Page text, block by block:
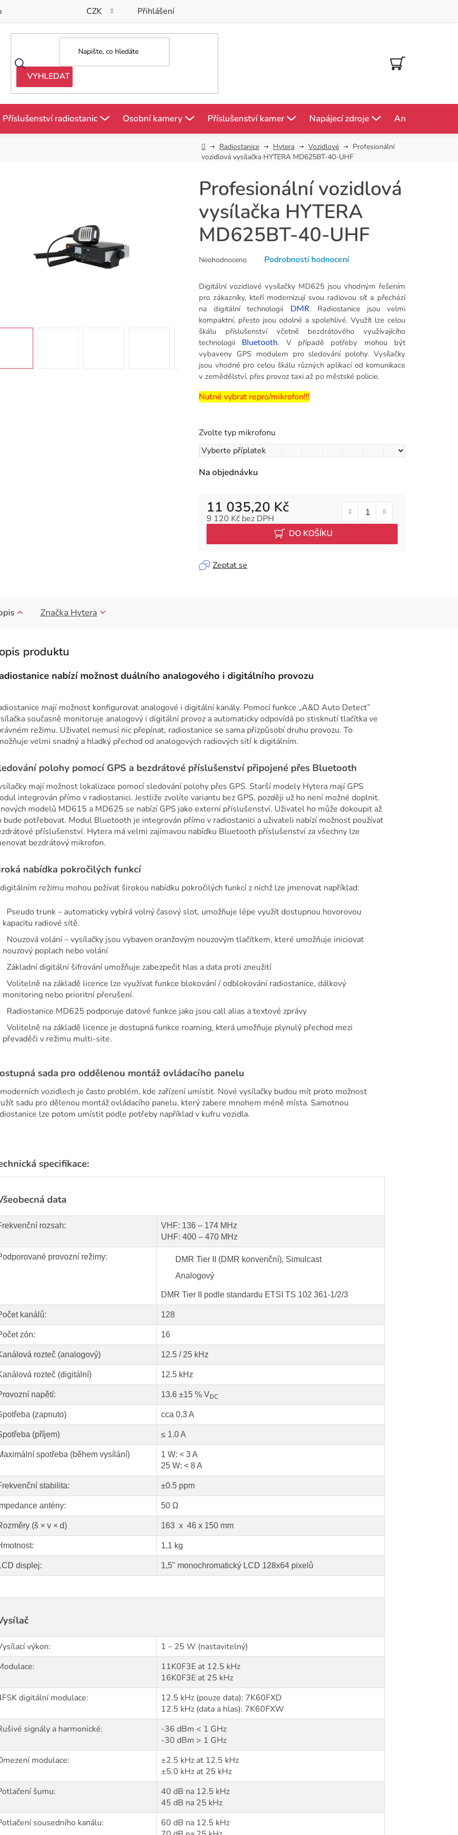
CZK Přihlášení
NÁKUPNÍ
KOŠÍK
Příslušenství radiostanic Osobní kamery Příslušenství kamer Napájecí zdroje Antény
DomůRadiostanice Hytera Vozidlové
Profesionální
vozidlová vysílačka HYTERA MD625BT-40-UHF
Profesionální vozidlová
vysílačka HYTERA
MD625BT-40-UHF
hodnocení
je
0,0
z
5
hvězdiček.
Neohodnoceno Podrobnosti hodnocení
Digitální vozidlové vysílačky MD625 jsou vhodným řešením
pro zákazníky, kteří modernizují svou radiovou síť a přechází
na digitální technologii
DMR. Radiostanice jsou velmi
kompaktní, přesto jsou odolné a spolehlivé. Využít lze celou
škálu příslušenství včetně bezdrátového využívajícího
technologii
Bluetooth. V případě potřeby mohou být
vybaveny GPS modulem pro sledování polohy. Vysílačky
jsou vhodné pro celou škálu různých aplikací od komunikace
v zemědělství, přes provoz taxi až po městské policie.
Nutné vybrat repro/mikrofon!!!
Zvolte typ mikrofonu
Na objednávku
11 035,20 Kč
9 120 Kč bez DPH
Měrná cena:
DO KOŠÍKU
Zeptat se
Značka Hytera
nabízí možnost duálního analogového i digitálního provozu
mají možnost konfigurovat analogové i digitální kanály. Pomocí funkce „A&D Auto Detect”
současně monitoruje analogový i digitální provoz a automaticky odpovídá po stisknutí tlačítka ve
režimu. Uživatel nemusí nic přepínat, radiostanice se sama přizpůsobí druhu provozu. To
velmi snadný a hladký přechod od analogových radiových sítí k digitálním.
polohy pomocí GPS a bezdrátové příslušenství připojené přes Bluetooth
mají možnost lokalizace pomocí sledování polohy přes GPS. Starší modely Hytera mají GPS
integrován přímo v radiostanici. Jestliže zvolíte variantu bez GPS, později už ho není možné doplnit.
modelů MD615 a MD625 se nabízí GPS jako externí příslušenství. Uživatel ho může dokoupit až
bude potřebovat. Modul Bluetooth je integrován přímo v radiostanici a uživateli nabízí možnost používat
příslušenství. Hytera má velmi zajímavou nabídku Bluetooth příslušenství za všechny lze
bezdrátový mikrofon.
nabídka pokročilých funkcí
režimu mohou požívat širokou nabídku pokročilých funkcí z nichž lze jmenovat například:
Pseudo trunk – automaticky vybírá volný časový slot, umožňuje lépe využít dostupnou hovorovou
kapacitu radiové sítě.
Nouzová volání – vysílačky jsou vybaven oranžovým nouzovým tlačítkem, které umožňuje iniciovat
nouzový poplach nebo volání
Základní digitální šifrování umožňuje zabezpečit hlas a data proti zneužití
Volitelně na základě licence lze využívat funkce blokování / odblokování radiostanice, dálkový
monitoring nebo prioritní přerušení.
Radiostanice MD625 podporuje datové funkce jako jsou call alias a textové zprávy
Volitelně na základě licence je dostupná funkce roaming, která umožňuje plynulý přechod mezi
převaděči v režimu multi-site.
sada pro oddělenou montáž ovládacího panelu
vozidlech je často problém, kde zařízení umístit. Nové vysílačky budou mít proto možnost
sadu pro dělenou montáž ovládacího panelu, který zabere mnohem méně místa. Samotnou
lze potom umístit podle potřeby například v kufru vozidla.
specifikace:
data
rozsah:
VHF: 136 – 174 MHz
UHF: 400 – 470 MHz
provozní režimy:
DMR Tier II (DMR konvenční), Simulcast
Analogový
DMR Tier II podle standardu ETSI TS 102 361-1/2/3
kanálů: 128
zón: 16
rozteč (analogový) 12.5 / 25 kHz
rozteč (digitální) 12.5 kHz
napětí: 13.6 ±15 % VDC
(zapnuto) cca 0.3 A
(příjem) ≤ 1.0 A
spotřeba (během vysílání)
1 W: < 3 A
25 W: < 8 A
stabilita: ±0.5 ppm
antény: 50 Ω
(š × v × d) 163 x 46 x 150 mm
1,1 kg
displej: 1,5" monochromatický LCD 128x64 pixelů
výkon:
1 – 25 W (nastavitelný)
11K0F3E at 12.5 kHz
16K0F3E at 25 kHz
digitální modulace:
12.5 kHz (pouze data): 7K60FXD
12.5 kHz (data a hlas): 7K60FXW
signály a harmonické:
-36 dBm < 1 GHz
-30 dBm > 1 GHz
modulace:
±2.5 kHz at 12.5 kHz
±5.0 kHz at 25 kHz
šumu:
40 dB na 12.5 kHz
45 dB na 25 kHz
sousedního kanálu:
60 dB na 12.5 kHz